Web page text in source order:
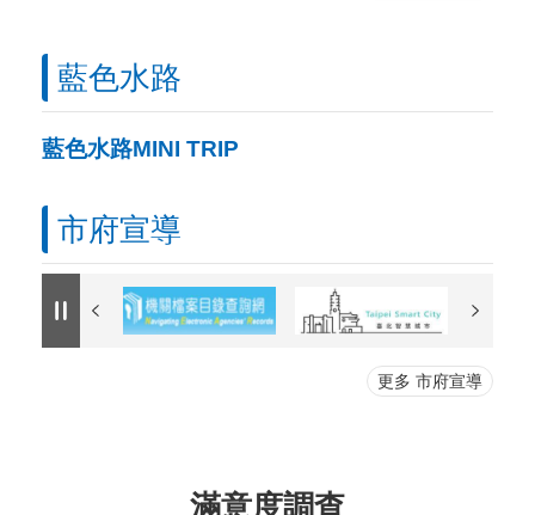
藍色水路
藍色水路MINI TRIP
市府宣導
更多 市府宣導
滿意度調查